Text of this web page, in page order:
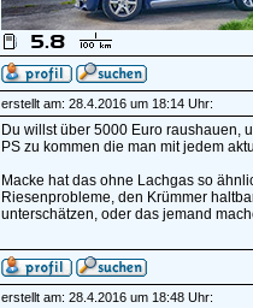
erstellt am: 28.4.2016 um 18:14 Uhr:
Du willst über 5000 Euro raushauen,
PS zu kommen die man mit jedem
Macke hat das ohne Lachgas so
Riesenprobleme, den Krümmer
unterschätzen, oder das jemand
erstellt am: 28.4.2016 um 18:48 Uhr: